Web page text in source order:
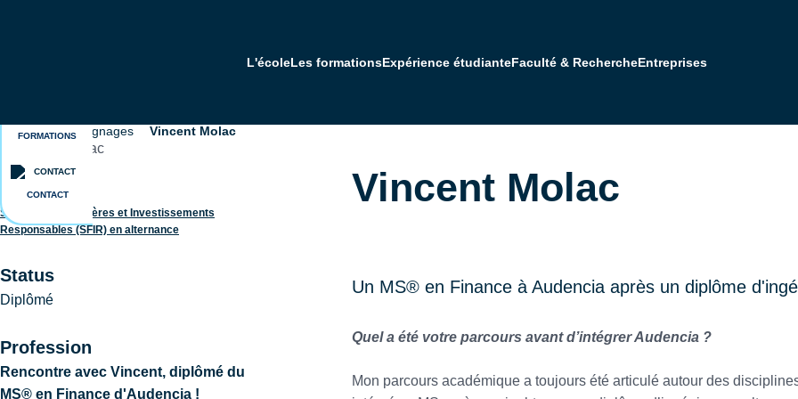
L'écoleLes formationsExpérience étudianteFaculté & RechercheEntreprises
FORMATIONS
CONTACT
Accueil Témoignages Vincent Molac
Vincent Molac
Formation
Stratégies Financières et Investissements
Responsables (SFIR) en alternance
Status
Diplômé
Profession
Rencontre avec Vincent, diplômé du
MS® en Finance d'Audencia !
Un MS® en Finance à Audencia après un diplôme
Quel a été votre parcours avant d’intégrer Audencia ?
Mon parcours académique a toujours été articulé autour des